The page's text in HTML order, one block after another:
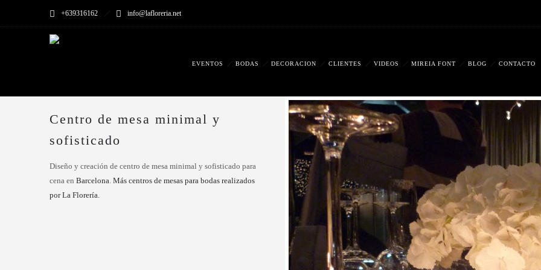
+639316162 info@lafloreria.net
EVENTOS BODAS DECORACIÓN CLIENTES VIDEOS MIREIA FONT BLOG CONTACTO
Centro de mesa minimal y
sofisticado
Diseño y creación de centro de mesa minimal y sofisticado para
cena en Barcelona. Más centros de mesas para bodas realizados
por La Florería.